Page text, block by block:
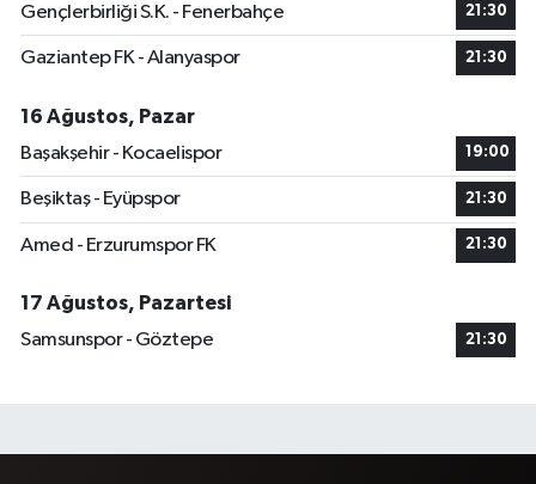
Gençlerbirliği S.K. - Fenerbahçe 21:30
Gaziantep FK - Alanyaspor 21:30
16 Ağustos, Pazar
Başakşehir - Kocaelispor
19:00
Beşiktaş - Eyüpspor 21:30
Amed - Erzurumspor FK 21:30
17 Ağustos, Pazartesi
Samsunspor - Göztepe
21:30